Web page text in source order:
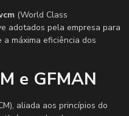
(World Class
adotados pela empresa para
máxima eficiência dos
e GFMAN
aliada aos princípios do